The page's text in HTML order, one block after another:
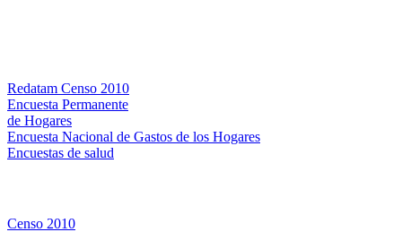
Redatam Censo 2010
Encuesta Permanente
de Hogares
Encuesta Nacional de Gastos de los Hogares
Encuestas de salud
Censo 2010